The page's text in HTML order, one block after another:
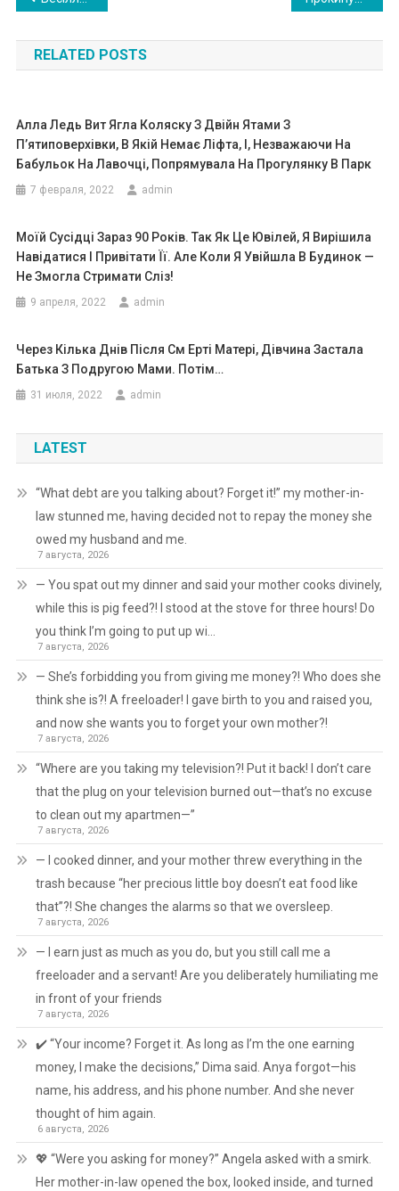
по
записям
RELATED POSTS
Алла Ледь Вит Ягла Коляску З Двійн Ятами З
П’ятиповерхівки, В Якій Немає Ліфта, І, Незважаючи На
Бабульок На Лавочці, Попрямувала На Прогулянку В Парк
7 февраля, 2022 admin
Моїй Сусідці Зараз 90 Років. Так Як Це Ювілей, Я Вирішила
Навідатися І Привітати Її. Але Коли Я Увійшла В Будинок —
Не Змогла Стримати Сліз!
9 апреля, 2022 admin
Через Кілька Днів Після См Еpті Матері, Дівчина Заcтала
Батька З Подругою Мами. Потім…
31 июля, 2022 admin
LATEST
“What debt are you talking about? Forget it!” my mother-in-
law stunned me, having decided not to repay the money she
owed my husband and me.
7 августа, 2026
— You spat out my dinner and said your mother cooks divinely,
while this is pig feed?! I stood at the stove for three hours! Do
you think I’m going to put up wi…
7 августа, 2026
— She’s forbidding you from giving me money?! Who does she
think she is?! A freeloader! I gave birth to you and raised you,
and now she wants you to forget your own mother?!
7 августа, 2026
“Where are you taking my television?! Put it back! I don’t care
that the plug on your television burned out—that’s no excuse
to clean out my apartmen—”
7 августа, 2026
— I cooked dinner, and your mother threw everything in the
trash because “her precious little boy doesn’t eat food like
that”?! She changes the alarms so that we oversleep.
7 августа, 2026
— I earn just as much as you do, but you still call me a
freeloader and a servant! Are you deliberately humiliating me
in front of your friends
7 августа, 2026
✔️ “Your income? Forget it. As long as I’m the one earning
money, I make the decisions,” Dima said. Anya forgot—his
name, his address, and his phone number. And she never
thought of him again.
6 августа, 2026
💖 “Were you asking for money?” Angela asked with a smirk.
Her mother-in-law opened the box, looked inside, and turned